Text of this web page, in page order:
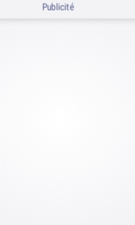
Publicité